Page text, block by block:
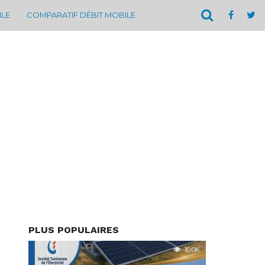
COMPARATIF DÉBIT MOBILE
PLUS POPULAIRES
10.0K